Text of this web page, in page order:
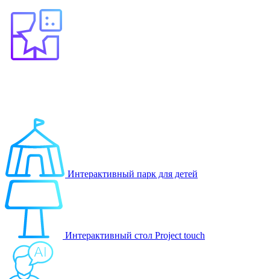
Интерактивный парк для детей
Интерактивный стол Project touch